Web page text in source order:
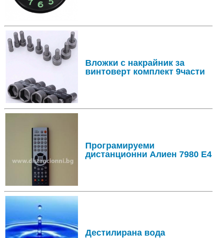
Вложки с накрайник за
винтоверт комплект 9части
Програмируеми
дистанционни Алиен 7980 E4
Дестилирана вода